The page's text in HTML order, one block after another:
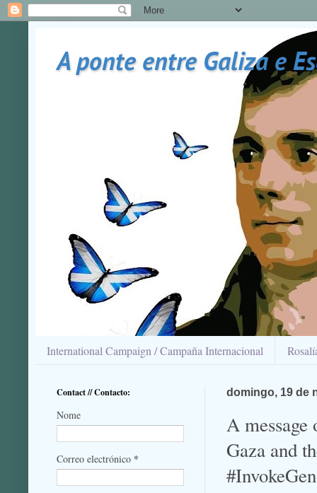
A ponte entre Galiza e
International Campaign / Campaña Internacional
domingo, 19 de
A
Gaza and
Contact // Contacto:
Nome
Correo electrónico *